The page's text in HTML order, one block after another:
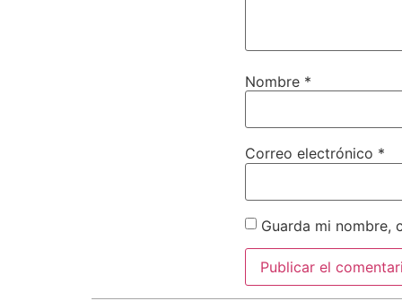
Nombre *
Correo electrónico *
Guarda mi nombre,